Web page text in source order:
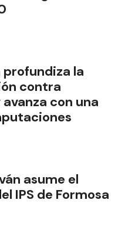
la
contra
con una
asume el
IPS de Formosa